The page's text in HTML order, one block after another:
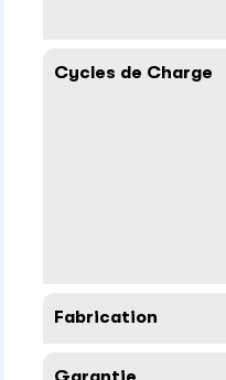
Cycles de Charge
Fabrication